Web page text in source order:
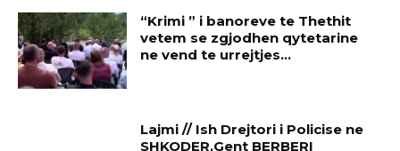
“Krimi ” i banoreve te Thethit
vetem se zgjodhen qytetarine
ne vend te urrejtjes…
Lajmi // Ish Drejtori i Policise ne
SHKODER,Gent BERBERI